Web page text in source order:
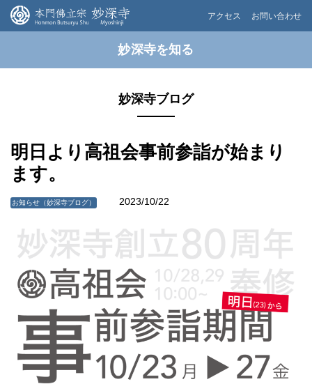
アクセス お問い合わせ
妙深寺を知る
妙深寺ブログ
明日より高祖会事前参詣が始まり
ます。
お知らせ（妙深寺ブログ） 2023/10/22